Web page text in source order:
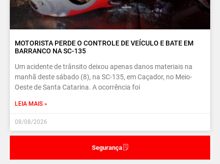
Segurança
MOTORISTA PERDE O CONTROLE DE VEÍCULO E BATE EM
BARRANCO NA SC-135
Um acidente de trânsito deixou apenas danos materiais na
manhã deste sábado (8), na SC-135, em Caçador, no Meio-
Oeste de Santa Catarina. A ocorrência foi
LEIA MAIS »
08/08/2026